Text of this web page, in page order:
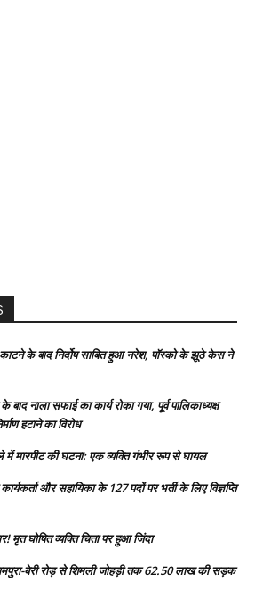
के बाद निर्दोष साबित हुआ नरेश, पॉस्को के झूठे केस ने
बाद नाला सफाई का कार्य रोका गया, पूर्व पालिकाध्यक्ष
हटाने का विरोध
में मारपीट की घटना: एक व्यक्ति गंभीर रूप से घायल
और सहायिका के 127 पदों पर भर्ती के लिए विज्ञप्ति
मृत घोषित व्यक्ति चिता पर हुआ जिंदा
बेरी रोड़ से शिमली जोहड़ी तक 62.50 लाख की सड़क